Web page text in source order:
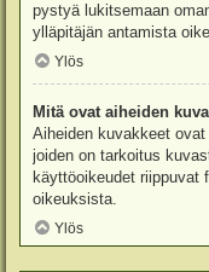
pystyä lukitsemaan
ylläpitäjän antamista
Ylös
Mitä ovat aiheiden
Aiheiden kuvakkeet
joiden on tarkoitus
käyttöoikeudet riippuvat
oikeuksista.
Ylös